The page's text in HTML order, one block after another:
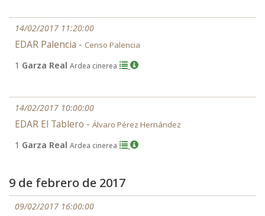
14/02/2017 11:20:00
EDAR Palencia - Censo Palencia
1 Garza Real Ardea cinerea
14/02/2017 10:00:00
EDAR El Tablero - Álvaro Pérez Hernández
1 Garza Real Ardea cinerea
9 de febrero de 2017
09/02/2017 16:00:00